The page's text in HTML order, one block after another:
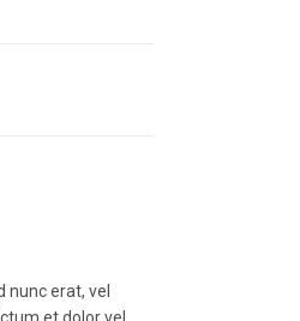
nunc erat, vel